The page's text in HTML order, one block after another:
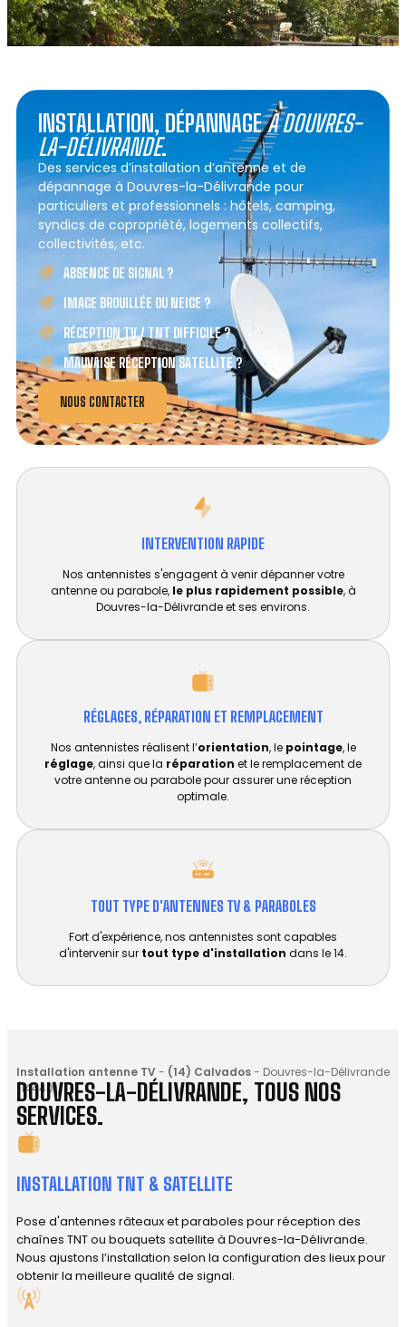
INSTALLATION, DÉPANNAGEÀ DOUVRES-
LA-DÉLIVRANDE.
Des services d’installation d’antenne et de
dépannage à Douvres-la-Délivrande pour
particuliers et professionnels : hôtels, camping,
syndics de copropriété, logements collectifs,
collectivités, etc.
ABSENCE DE SIGNAL ?
IMAGE BROUILLÉE OU NEIGE ?
RÉCEPTION TV / TNT DIFFICILE ?
MAUVAISE RÉCEPTION SATELLITE ?
NOUS CONTACTER
INTERVENTION RAPIDE
Nos antennistes s'engagent à venir dépanner votre
antenne ou parabole, le plus rapidement possible, à
Douvres-la-Délivrande et ses environs.
RÉGLAGES, RÉPARATION ET REMPLACEMENT​
Nos antennistes réalisent l’orientation, le pointage, le
réglage, ainsi que la réparation et le remplacement de
votre antenne ou parabole pour assurer une réception
optimale.
TOUT TYPE D'ANTENNES TV & PARABOLES
Fort d'expérience, nos antennistes sont capables
d'intervenir sur tout type d'installation dans le 14.
Installation antenne TV- (14) Calvados- Douvres-la-Délivrande
(14440)
DOUVRES-LA-DÉLIVRANDE, TOUS NOS
SERVICES.
INSTALLATION TNT & SATELLITE
Pose d'antennes râteaux et paraboles pour réception des
chaînes TNT ou bouquets satellite à Douvres-la-Délivrande.
Nous ajustons l’installation selon la configuration des lieux pour
obtenir la meilleure qualité de signal.